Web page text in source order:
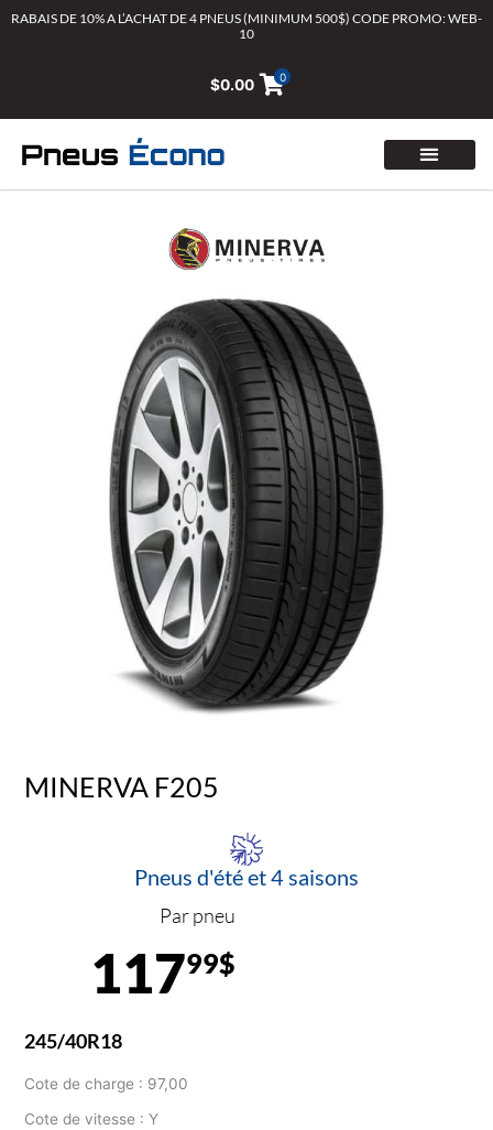
AllerRABAIS DE 10% A L’ACHAT DE 4 PNEUS (MINIMUM 500$) CODE PROMO: WEB-
10
$0.00 0
MINERVA F205
Pneus d'été et 4 saisons
Par pneu
11799$
245/40R18
Cote de charge : 97,00
Cote de vitesse : Y